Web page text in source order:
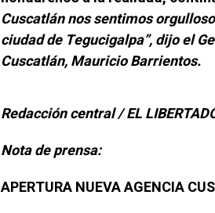
Cuscatlán nos sentimos
ciudad de Tegucigalpa”, dijo el
Cuscatlán, Mauricio Barrientos.
Redacción central / EL
Nota de prensa:
APERTURA NUEVA AGENCIA